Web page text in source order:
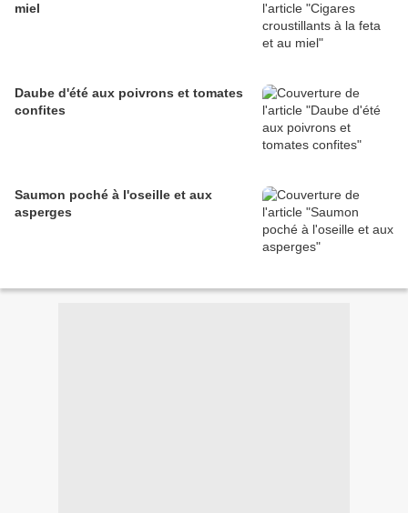
miel
Daube d'été aux poivrons et tomates
confites
Saumon poché à l'oseille et aux
asperges